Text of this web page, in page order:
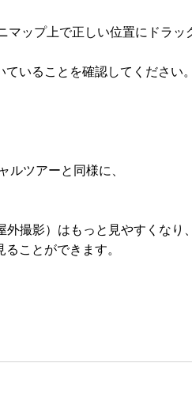
ップ上で正しい位置にドラッ
いることを確認してください。
ルツアーと同様に、
撮影）はもっと見やすくなり、
ことができます。